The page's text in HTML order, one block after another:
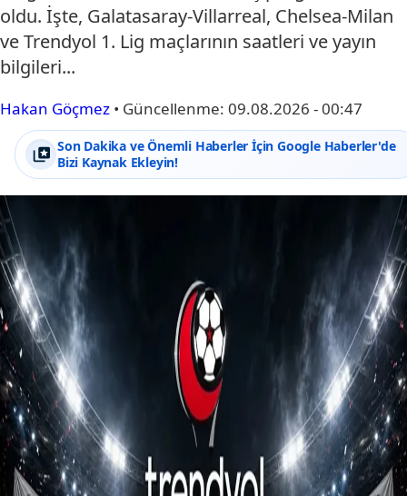
oldu. İşte, Galatasaray-Villarreal, Chelsea-Milan
ve Trendyol 1. Lig maçlarının saatleri ve yayın
bilgileri...
Hakan Göçmez • Güncellenme: 09.08.2026 - 00:47
Son Dakika ve Önemli Haberler İçin Google Haberler'de
Bizi Kaynak Ekleyin!